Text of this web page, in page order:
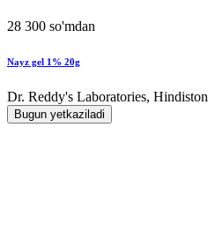
28 300 so'mdan
Nayz gel 1% 20g
Dr. Reddy's Laboratories, Hindiston
Bugun yetkaziladi